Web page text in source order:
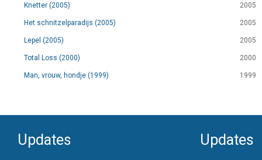
Knetter (2005) 2005
Het schnitzelparadijs (2005) 2005
Lepel (2005) 2005
Total Loss (2000) 2000
Man, vrouw, hondje (1999) 1999
Updates Updates